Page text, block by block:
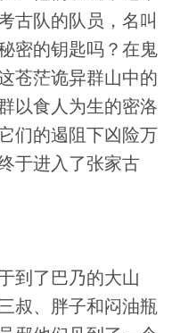
古队的队员，名叫
密的钥匙吗？在鬼
苍茫诡异群山中的
以食人为生的密洛
们的遏阻下凶险万
于进入了张家古
到了巴乃的大山
叔、胖子和闷油瓶